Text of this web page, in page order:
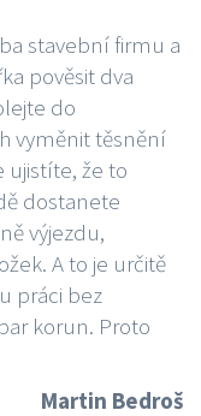
stavební firmu a
pověsit dva
do
vyměnit těsnění
ujistíte, že to
dostanete
výjezdu,
A to je určitě
práci bez
korun. Proto
Martin Bedroš